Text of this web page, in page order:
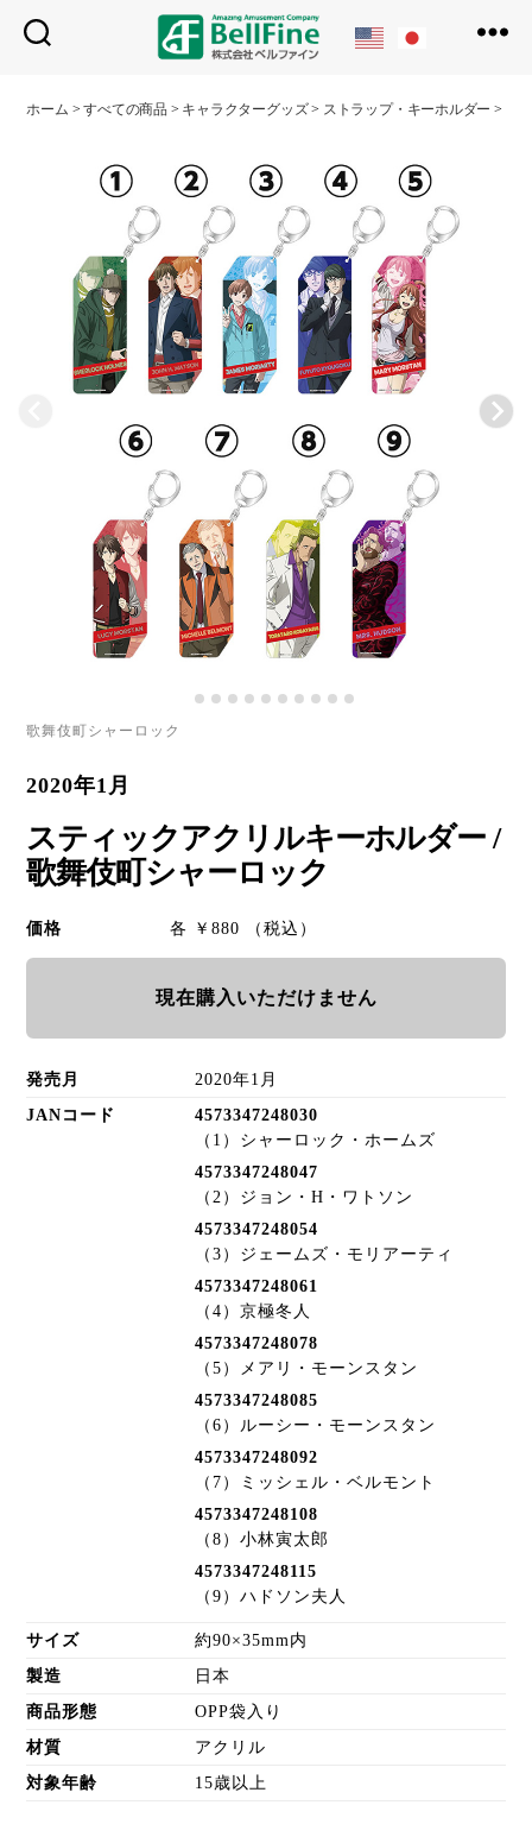
フ
ン
ホーム >すべての商品 > キャラクターグッズ> ストラップ・キーホルダー >
歌舞伎町シャーロック
2020年1月
スティックアクリルキーホルダー /
歌舞伎町シャーロック
価格 各 ￥880 （税込）
現在購入いただけません
発売月 2020年1月
JANコード
4573347248030
（1）シャーロック・ホームズ
4573347248047
（2）ジョン・H・ワトソン
4573347248054
（3）ジェームズ・モリアーティ
4573347248061
（4）京極冬人
4573347248078
（5）メアリ・モーンスタン
4573347248085
（6）ルーシー・モーンスタン
4573347248092
（7）ミッシェル・ベルモント
4573347248108
（8）小林寅太郎
4573347248115
（9）ハドソン夫人
サイズ 約90×35mm内
製造 日本
商品形態 OPP袋入り
材質 アクリル
対象年齢 15歳以上